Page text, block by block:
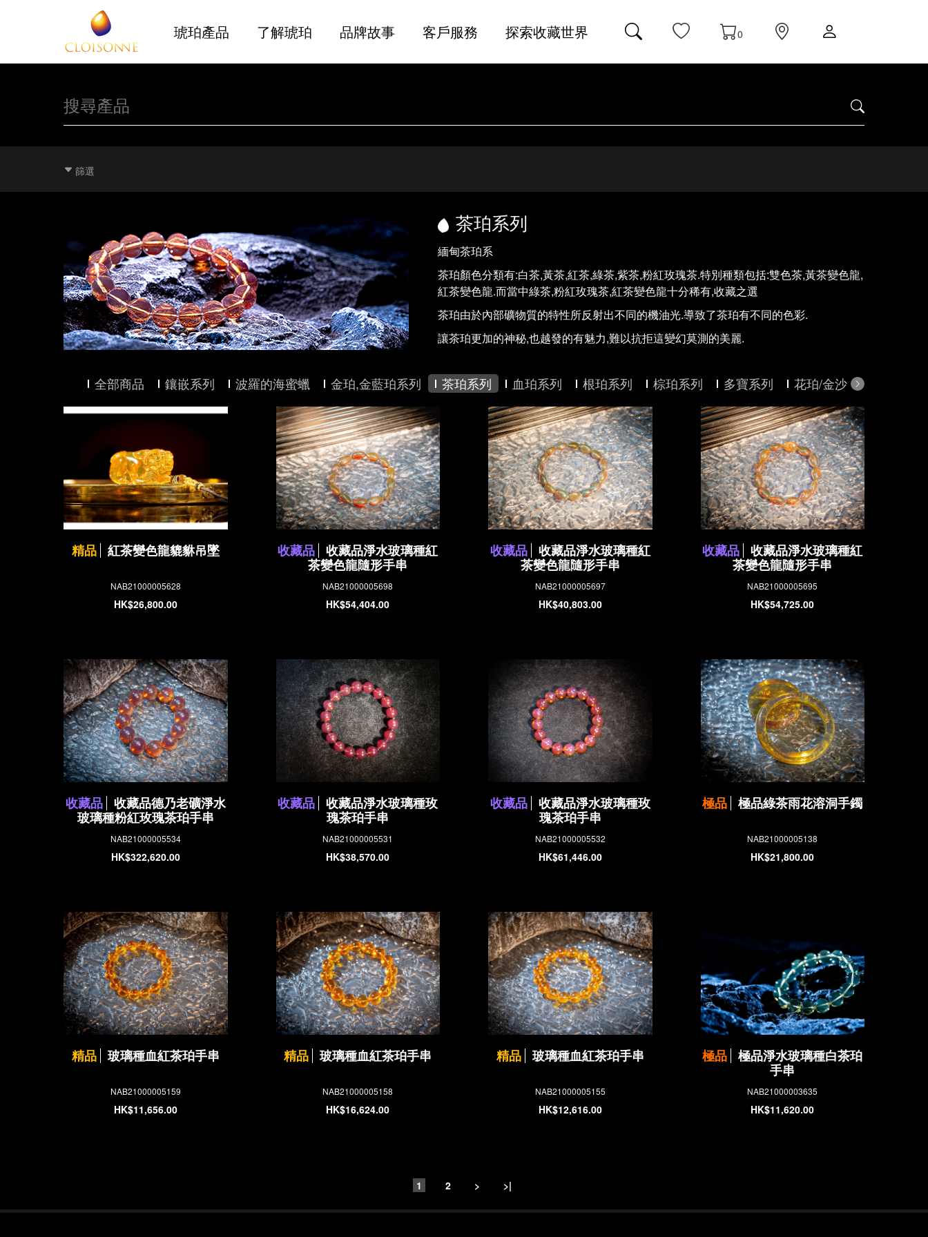
琥珀產品 了解琥珀 品牌故事 客戶服務 探索收藏世界 0
篩選
茶珀系列
緬甸茶珀系
茶珀顏色分類有:白茶,黃茶,紅茶,綠茶,紫茶,粉紅玫瑰茶.特別種類包括:雙色茶,黃茶變色龍,
紅茶變色龍.而當中綠茶,粉紅玫瑰茶,紅茶變色龍十分稀有,收藏之選
茶珀由於內部礦物質的特性所反射出不同的機油光.導致了茶珀有不同的色彩.
讓茶珀更加的神秘,也越發的有魅力,難以抗拒這變幻莫測的美麗.
全部商品 鑲嵌系列 波羅的海蜜蠟 金珀,金藍珀系列 茶珀系列 血珀系列 根珀系列 棕珀系列 多寶系列 花珀/金沙系列
精品 紅茶變色龍貔貅吊墜
NAB21000005628
HK$26,800.00
收藏品
收藏品淨水玻璃種紅
茶變色龍隨形手串
NAB21000005698
HK$54,404.00
收藏品
收藏品淨水玻璃種紅
茶變色龍隨形手串
NAB21000005697
HK$40,803.00
收藏品
收藏品淨水玻璃種紅
茶變色龍隨形手串
NAB21000005695
HK$54,725.00
收藏品
收藏品德乃老礦淨水
玻璃種粉紅玫瑰茶珀手串
NAB21000005534
HK$322,620.00
收藏品
收藏品淨水玻璃種玫
瑰茶珀手串
NAB21000005531
HK$38,570.00
收藏品
收藏品淨水玻璃種玫
瑰茶珀手串
NAB21000005532
HK$61,446.00
極品 極品綠茶雨花溶洞手鐲
NAB21000005138
HK$21,800.00
精品 玻璃種血紅茶珀手串
NAB21000005159
HK$11,656.00
精品 玻璃種血紅茶珀手串
NAB21000005158
HK$16,624.00
精品 玻璃種血紅茶珀手串
NAB21000005155
HK$12,616.00
極品
極品淨水玻璃種白茶珀
手串
NAB21000003635
HK$11,620.00
1 2 > >|